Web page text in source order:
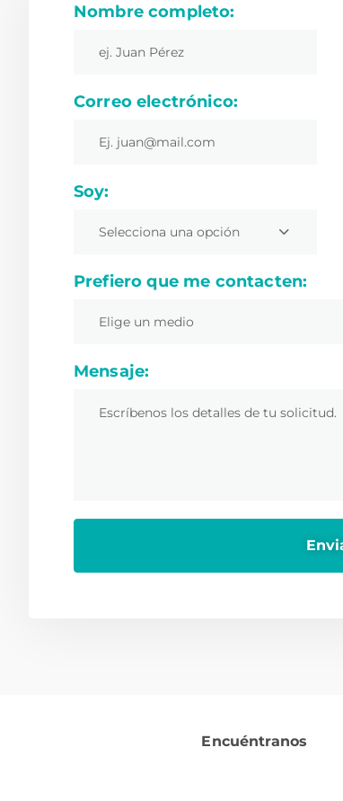
Nombre completo:
Correo electrónico:
Soy:
Selecciona una opción
Prefiero que me contacten:
Elige un medio
Mensaje:
Encuéntranos